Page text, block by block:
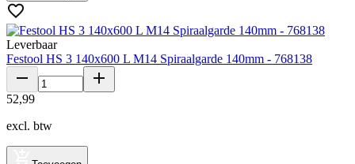
Leverbaar
Festool HS 3 140x600 L M14 Spiraalgarde 140mm - 768138
52,99
excl. btw